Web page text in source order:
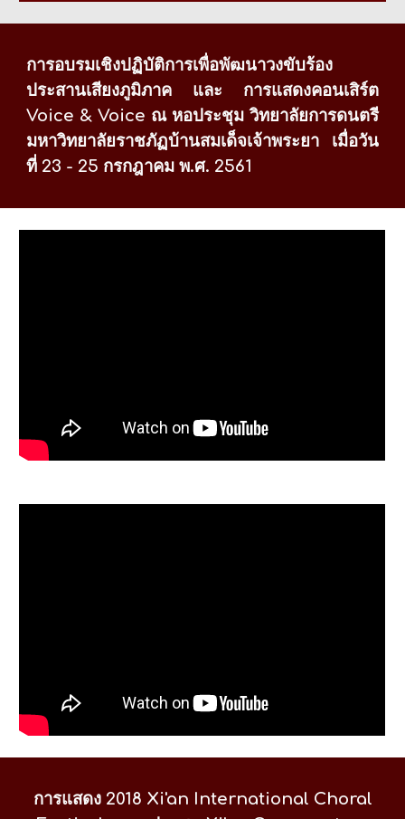
การอบรมเชิงปฏิบัติการเพื่อพัฒนาวงขับร้อง
ประสานเสียงภูมิภาค และ การแสดงคอนเสิร์ต
Voice & Voice ณ หอประชุม วิทยาลัยการดนตรี
มหาวิทยาลัยราชภัฏบ้านสมเด็จเจ้าพระยา เมื่อวัน
ที่ 23 - 25 กรกฎาคม พ.ศ. 2561
การแสดง 2018 Xi'an International Choral